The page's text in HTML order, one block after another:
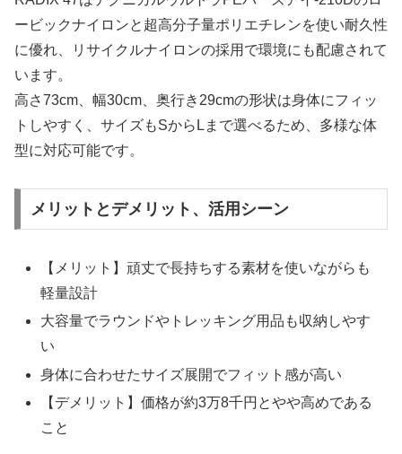
ービックナイロンと超高分子量ポリエチレンを使い耐久性
に優れ、リサイクルナイロンの採用で環境にも配慮されて
います。
高さ73cm、幅30cm、奥行き29cmの形状は身体にフィッ
トしやすく、サイズもSからLまで選べるため、多様な体
型に対応可能です。
メリットとデメリット、活用シーン
【メリット】頑丈で長持ちする素材を使いながらも
軽量設計
大容量でラウンドやトレッキング用品も収納しやす
い
身体に合わせたサイズ展開でフィット感が高い
【デメリット】価格が約3万8千円とやや高めである
こと